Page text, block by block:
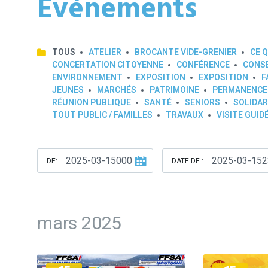
Événements
TOUS ATELIER BROCANTE VIDE-GRENIER CE
CONCERTATION CITOYENNE
CONFÉRENCE
ENVIRONNEMENT
EXPOSITION EXPOSITION
JEUNES
MARCHÉS PATRIMOINE
RÉUNION PUBLIQUE
SANTÉ SENIORS
TOUT PUBLIC / FAMILLES
TRAVAUX VISITE
DE: DATE DE :
mars 2025
Plus
Plus